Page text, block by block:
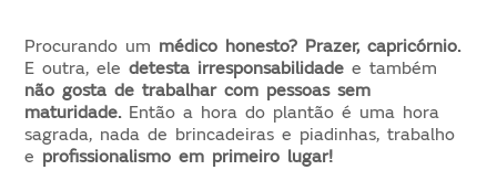
Procurando um médico honesto? Prazer, capricórnio.
E outra, eledetesta irresponsabilidade e também
não gosta de trabalhar com pessoas sem
maturidade.Então a hora do plantão é uma hora
sagrada, nada de brincadeiras e piadinhas, trabalho
e profissionalismo em primeiro lugar!